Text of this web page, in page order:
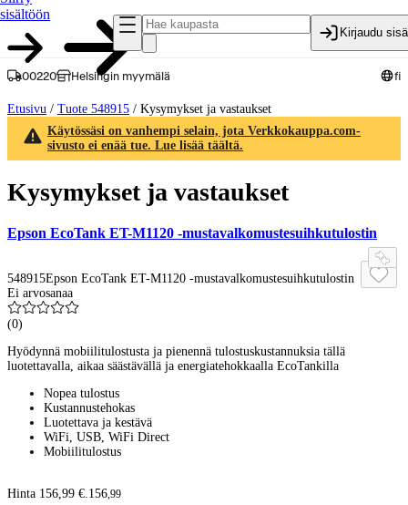
sisältöön
Kirjaudu
00220 Helsingin myymälä fi
Etusivu / Tuote 548915 / Kysymykset ja vastaukset
Käytössäsi on vanhempi selain, jota Verkkokauppa.com-
sivusto ei enää tue. Lue lisää täältä.
Kysymykset ja vastaukset
Epson EcoTank ET-M1120 -mustavalkomustesuihkutulostin
548915Epson EcoTank ET-M1120 -mustavalkomustesuihkutulostin
Ei arvosanaa
(0)
Hyödynnä mobiilitulostusta ja pienennä tulostuskustannuksia tällä
luotettavalla, aikaa säästävällä ja energiatehokkaalla EcoTankilla
Nopea tulostus
Kustannustehokas
Luotettava ja kestävä
WiFi, USB, WiFi Direct
Mobiilitulostus
Hinta 156,99 €. 156,99